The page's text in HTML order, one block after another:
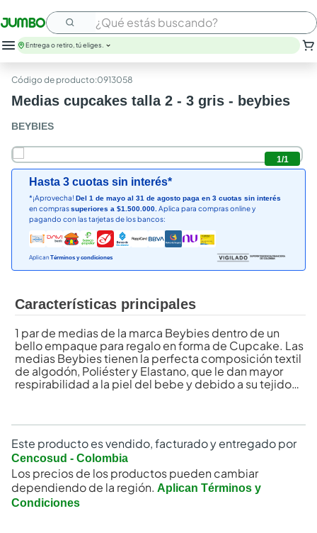
¿Qué estás buscando?
Entrega o retiro, tú eliges.
:0913058
Medias cupcakes talla 2 - 3 gris - beybies
BEYBIES
1/1
Hasta 3 cuotas sin interés*
*¡Aprovecha! Del 1 de mayo al 31 de agosto paga en 3 cuotas sin interés
en comprassuperiores a $1.500.000. Aplica para compras online y
pagando con las tarjetas de los bancos:
Aplican Términos y condiciones
Características principales
1 par de medias de la marca Beybies dentro de un
bello empaque para regalo en forma de Cupcake. Las
medias Beybies tienen la perfecta composición textil
de algodón, Poliéster y Elastano, que le dan mayor
respirabilidad a la piel del bebe y debido a su tejido
Este producto es vendido, facturado y entregado por
Cencosud - Colombia
Los precios de los productos pueden cambiar
dependiendo de la región. Aplican Términos y
Condiciones